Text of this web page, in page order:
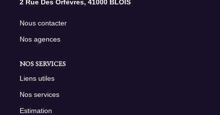
2 Rue Des Orfèvres, 41000 BLOIS
Nous contacter
Nos agences
NOS SERVICES
Liens utiles
Nos services
Estimation